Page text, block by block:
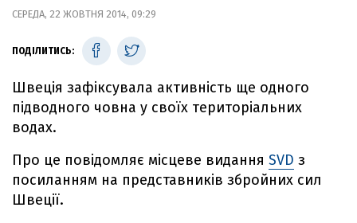
СЕРЕДА, 22 ЖОВТНЯ 2014, 09:29
ПОДІЛИТИСЬ:
Швеція зафіксувала активність ще одного
підводного човна у своїх територіальних
водах.
Про це повідомляє місцеве видання SVD з
посиланням на представників збройних сил
Швеції.